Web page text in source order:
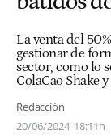
La venta del
gestionar de
sector, como lo
ColaCao Shake
Redacción
20/06/2024 18:11h